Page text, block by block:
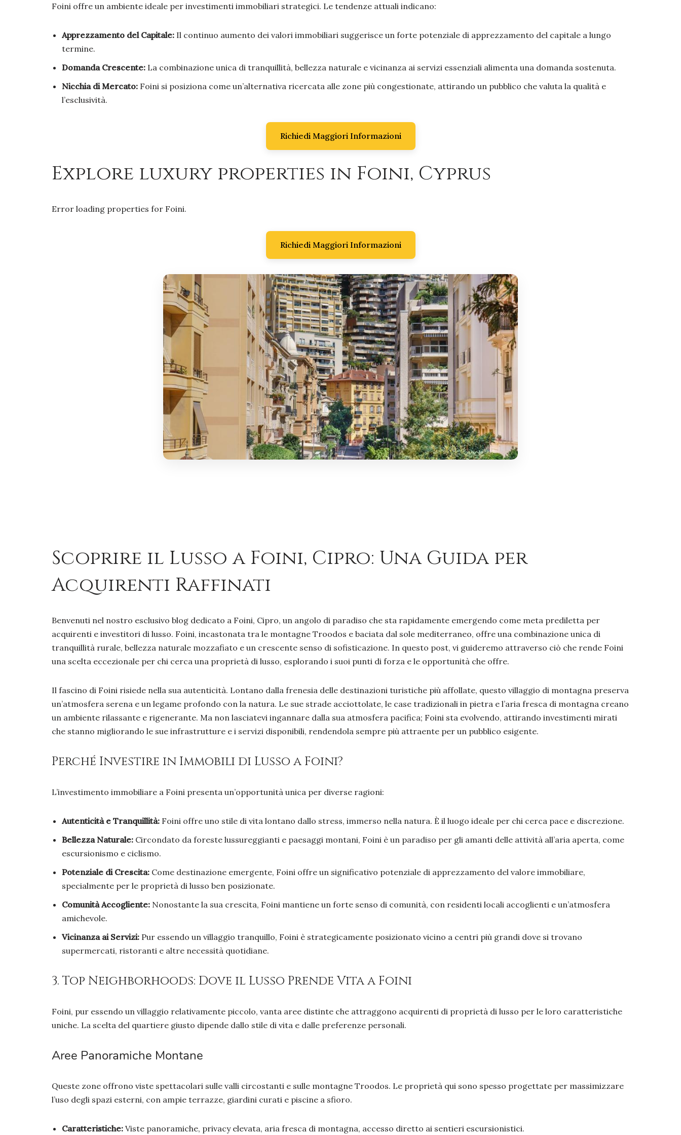
Foini offre un ambiente ideale per investimenti immobiliari strategici. Le tendenze attuali indicano:
Apprezzamento del Capitale: Il continuo aumento dei valori immobiliari suggerisce un forte potenziale di apprezzamento del capitale a lungo
termine.
Domanda Crescente: La combinazione unica di tranquillità, bellezza naturale e vicinanza ai servizi essenziali alimenta una domanda sostenuta.
Nicchia di Mercato: Foini si posiziona come un’alternativa ricercata alle zone più congestionate, attirando un pubblico che valuta la qualità e
l’esclusività.
Richiedi Maggiori Informazioni
Explore luxury properties in Foini, Cyprus
Error loading properties for Foini.
Richiedi Maggiori Informazioni
Scoprire il Lusso a Foini, Cipro: Una Guida per
Acquirenti Raffinati
Benvenuti nel nostro esclusivo blog dedicato a Foini, Cipro, un angolo di paradiso che sta rapidamente emergendo come meta prediletta per
acquirenti e investitori di lusso. Foini, incastonata tra le montagne Troodos e baciata dal sole mediterraneo, offre una combinazione unica di
tranquillità rurale, bellezza naturale mozzafiato e un crescente senso di sofisticazione. In questo post, vi guideremo attraverso ciò che rende Foini
una scelta eccezionale per chi cerca una proprietà di lusso, esplorando i suoi punti di forza e le opportunità che offre.
Il fascino di Foini risiede nella sua autenticità. Lontano dalla frenesia delle destinazioni turistiche più affollate, questo villaggio di montagna preserva
un’atmosfera serena e un legame profondo con la natura. Le sue strade acciottolate, le case tradizionali in pietra e l’aria fresca di montagna creano
un ambiente rilassante e rigenerante. Ma non lasciatevi ingannare dalla sua atmosfera pacifica; Foini sta evolvendo, attirando investimenti mirati
che stanno migliorando le sue infrastrutture e i servizi disponibili, rendendola sempre più attraente per un pubblico esigente.
Perché Investire in Immobili di Lusso a Foini?
L’investimento immobiliare a Foini presenta un’opportunità unica per diverse ragioni:
Autenticità e Tranquillità: Foini offre uno stile di vita lontano dallo stress, immerso nella natura. È il luogo ideale per chi cerca pace e discrezione.
Bellezza Naturale: Circondato da foreste lussureggianti e paesaggi montani, Foini è un paradiso per gli amanti delle attività all’aria aperta, come
escursionismo e ciclismo.
Potenziale di Crescita: Come destinazione emergente, Foini offre un significativo potenziale di apprezzamento del valore immobiliare,
specialmente per le proprietà di lusso ben posizionate.
Comunità Accogliente: Nonostante la sua crescita, Foini mantiene un forte senso di comunità, con residenti locali accoglienti e un’atmosfera
amichevole.
Vicinanza ai Servizi: Pur essendo un villaggio tranquillo, Foini è strategicamente posizionato vicino a centri più grandi dove si trovano
supermercati, ristoranti e altre necessità quotidiane.
3. Top Neighborhoods: Dove il Lusso Prende Vita a Foini
Foini, pur essendo un villaggio relativamente piccolo, vanta aree distinte che attraggono acquirenti di proprietà di lusso per le loro caratteristiche
uniche. La scelta del quartiere giusto dipende dallo stile di vita e dalle preferenze personali.
Aree Panoramiche Montane
Queste zone offrono viste spettacolari sulle valli circostanti e sulle montagne Troodos. Le proprietà qui sono spesso progettate per massimizzare
l’uso degli spazi esterni, con ampie terrazze, giardini curati e piscine a sfioro.
Caratteristiche: Viste panoramiche, privacy elevata, aria fresca di montagna, accesso diretto ai sentieri escursionistici.